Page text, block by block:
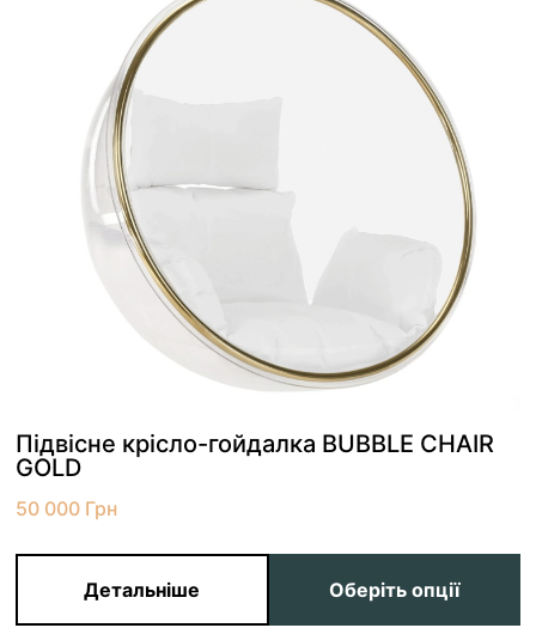
Підвісне крісло-гойдалка BUBBLE CHAIR
GOLD
50 000 Грн
Детальніше Оберіть опції